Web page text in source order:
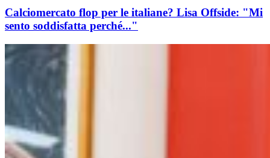
Calciomercato flop per le italiane? Lisa Offside: "Mi
sento soddisfatta perché..."